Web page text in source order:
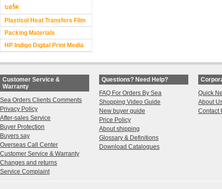
บอร์ด
Plastisol Heat Transfers Film
Packing Materials
HP Indigo Digital Print Media
Customer Service &
Warranty
Sea Orders Clients Comments
Privacy Policy
After-sales Service
Buyer Protection
Buyers say
Overseas Call Center
Customer Service & Warranty
Changes and returns
Service Complaint
Questions? Need Help?
FAQ For Orders By Sea
Shopping Video Guide
New buyer guide
Price Policy
About shipping
Glossary & Definitions
Download Catalogues
Quick
About
Contact